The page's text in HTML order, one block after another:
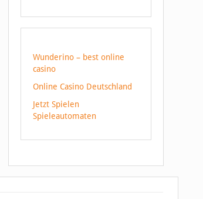
Wunderino – best online
casino
Online Casino Deutschland
Jetzt Spielen
Spieleautomaten